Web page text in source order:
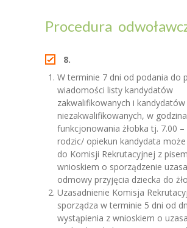
Procedura
8.
W terminie 7 dni od podania do
wiadomości listy kandydatów
zakwalifikowanych i kandydatów
niezakwalifikowanych, w
funkcjonowania żłobka tj. 7.00 –
rodzic/ opiekun kandydata
do Komisji Rekrutacyjnej z
wnioskiem o sporządzenie
odmowy przyjęcia dziecka do
Uzasadnienie Komisja
sporządza w terminie 5 dni od
wystąpienia z wnioskiem o